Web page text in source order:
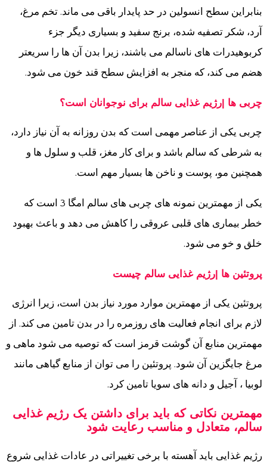
بنابراین سطح انسولین در حد پایدار باقی می ماند. تخم مرغ،
آرد، شکر تصفیه شده، برنج سفید و بسیاری دیگر جزء
کربوهیدرات های ناسالم می باشند، زیرا بدن آن ها را سریعتر
هضم می کند، که منجر به افزایش سطح قند خون می شود.
چربی ها |رژیم غذایی سالم برای نوجوانان است؟
چربی یکی از عناصر مهمی است که بدن روزانه به آن نیاز دارد،
به شرطی که سالم باشد و برای کار مغز، قلب و سلول ها و
همچنین مو، پوست و ناخن ها بسیار مهم است.
یکی از مهمترین نمونه های چربی های سالم امگا 3 است که
خطر بیماری های قلبی عروقی را کاهش می دهد و باعث بهبود
خلق و خو می شود.
پروتئین ها |رژیم غذایی سالم چیست
پروتئین یکی از مهمترین موارد مورد نیاز بدن است، زیرا انرژی
لازم برای انجام فعالیت های روزمره را در بدن تامین می کند. از
مهمترین منابع آن گوشت قرمز است که توصیه می شود ماهی و
مرغ جایگزین آن شود. پروتئین را می توان از منابع گیاهی مانند
لوبیا ، آجیل و دانه های سویا تامین کرد.
مهمترین نکاتی که باید برای داشتن یک رژیم غذایی
سالم، متعادل و مناسب رعایت شود
رژیم غذایی باید آهسته با برخی تغییراتی در عادات غذایی شروع